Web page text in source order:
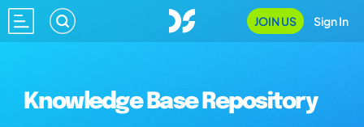
JOIN US Sign In
Knowledge Base Repository